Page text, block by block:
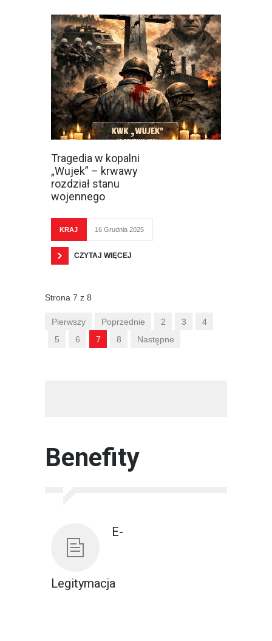
Tragedia w kopalni
„Wujek” – krwawy
rozdział stanu
wojennego
KRAJ 16 Grudnia 2025
CZYTAJ WIĘCEJ
Strona 7 z 8
Pierwszy Poprzednie 2 3
4
5
6 7 8
Następne
Benefity
E-
Legitymacja